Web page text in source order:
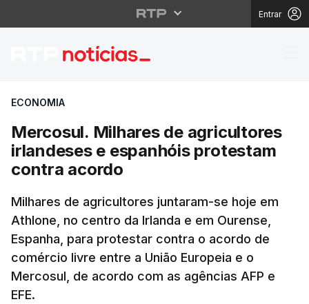
Entrar
Mercosul. Milhares
ECONOMIA
Mercosul. Milhares de agricultores
irlandeses e espanhóis protestam
contra acordo
Milhares de agricultores juntaram-se hoje em
Athlone, no centro da Irlanda e em Ourense,
Espanha, para protestar contra o acordo de
comércio livre entre a União Europeia e o
Mercosul, de acordo com as agências AFP e
EFE.